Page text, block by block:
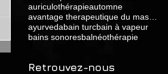
auriculothérapieautomne
ayurvedabain turcbain à vapeur
bains sonoresbalnéothérapie
Retrouvez-nous